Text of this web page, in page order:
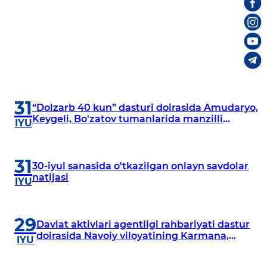
31
IYU
“Dolzarb 40 kun” dasturi doirasida Amudaryo,
Keygeli, Bo'zatov tumanlarida manzilli
31
IYU
30-iyul sanasida o'tkazilgan onlayn savdolar
natijasi
29
IYU
Davlat aktivlari agentligi rahbariyati dastur
doirasida Navoiy viloyatining Karmana,